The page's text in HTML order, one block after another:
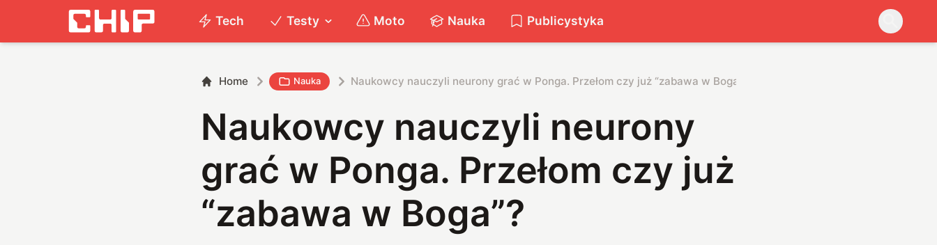
Tech Testy Moto Nauka Publicystyka
Home Nauka Naukowcy nauczyli neurony grać w Ponga. Przełom czy już “zabawa w Boga”?
Naukowcy nauczyli neurony
grać w Ponga. Przełom czy już
“zabawa w Boga”?